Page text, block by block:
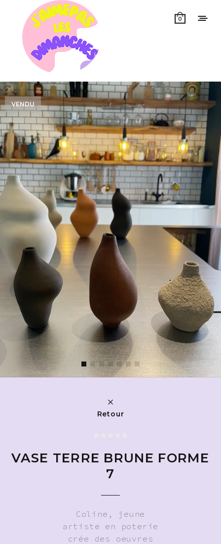
0
VENDU
Retour
VASE TERRE BRUNE FORME
7
Coline, jeune
artiste en poterie
crée des oeuvres